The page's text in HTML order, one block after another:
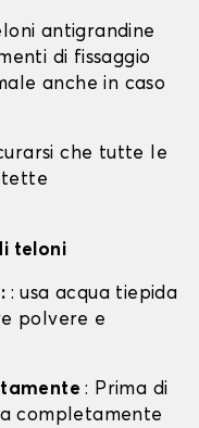
antigrandine
di fissaggio
anche in caso
che tutte le
teloni
: usa acqua tiepida
polvere e
: Prima di
completamente